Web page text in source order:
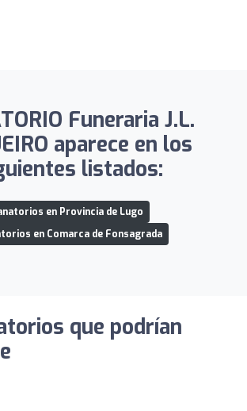
Funeraria J.L.
aparece en los
listados:
en Provincia de Lugo
en Comarca de Fonsagrada
que podrían